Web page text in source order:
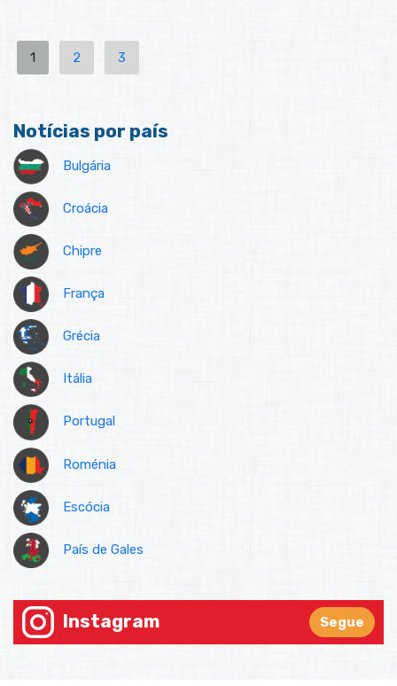
1 2 3
Notícias por país
Bulgária
Croácia
Chipre
França
Grécia
Itália
Portugal
Roménia
Escócia
País de Gales
Instagram Segue